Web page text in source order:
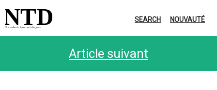
Nouvelles totalement dingues
NTD SEARCH NOUVAUTÉ
Article suivant